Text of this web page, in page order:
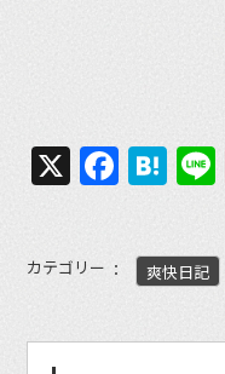
X
カテゴリー 爽快日記